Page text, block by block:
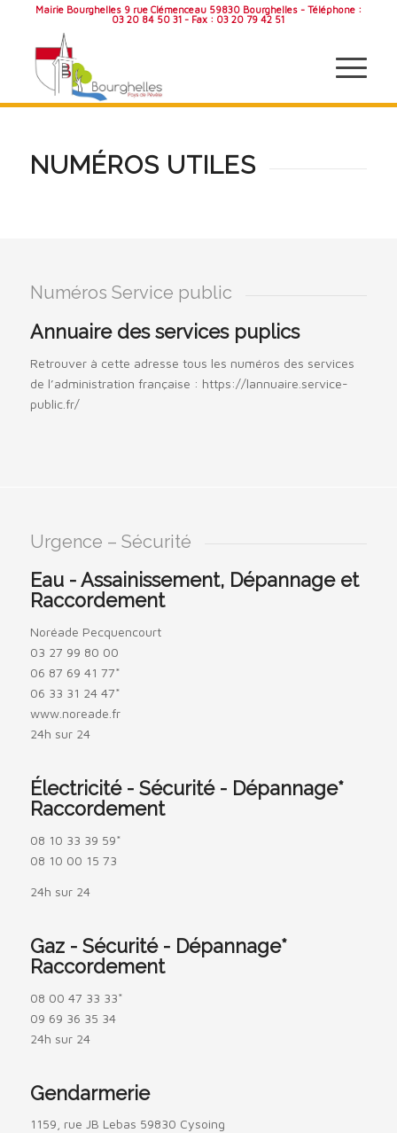
Mairie Bourghelles 9 rue Clémenceau 59830 Bourghelles - Téléphone :
03 20 84 50 31 - Fax : 03 20 79 42 51
NUMÉROS UTILES
Numéros Service public
Annuaire des services puplics
Retrouver à cette adresse tous les numéros des services
de l’administration française : https://lannuaire.service-
public.fr/
Urgence – Sécurité
Eau - Assainissement, Dépannage et
Raccordement
Noréade Pecquencourt
03 27 99 80 00
06 87 69 41 77*
06 33 31 24 47*
www.noreade.fr
24h sur 24
Électricité - Sécurité - Dépannage*
Raccordement
08 10 33 39 59*
08 10 00 15 73
24h sur 24
Gaz - Sécurité - Dépannage*
Raccordement
08 00 47 33 33*
09 69 36 35 34
24h sur 24
Gendarmerie
1159, rue JB Lebas 59830 Cysoing